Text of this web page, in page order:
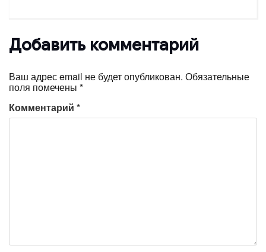
Добавить комментарий
Ваш адрес email не будет опубликован. Обязательные
поля помечены *
Комментарий *